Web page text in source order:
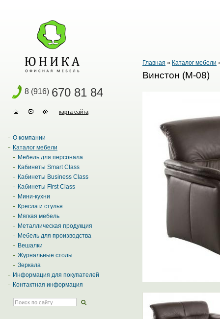
8 (916) 670 81 84
карта сайта
О компании
Каталог мебели
Мебель для персонала
Кабинеты Smart Class
Кабинеты Business Class
Кабинеты First Class
Мини-кухни
Кресла и стулья
Мягкая мебель
Металлическая продукция
Мебель для производства
Вешалки
Журнальные столы
Зеркала
Информация для покупателей
Контактная информация
Главная » Каталог мебели
Винстон (М-08)